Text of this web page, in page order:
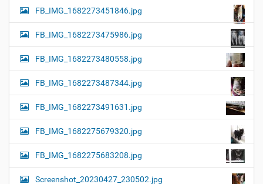
FB_IMG_1682273451846.jpg
FB_IMG_1682273475986.jpg
FB_IMG_1682273480558.jpg
FB_IMG_1682273487344.jpg
FB_IMG_1682273491631.jpg
FB_IMG_1682275679320.jpg
FB_IMG_1682275683208.jpg
Screenshot_20230427_230502.jpg